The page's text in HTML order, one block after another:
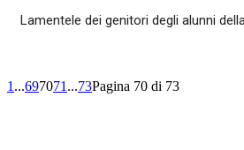
Lamentele dei genitori degli alunni
1 ...697071 ...73Pagina 70 di 73